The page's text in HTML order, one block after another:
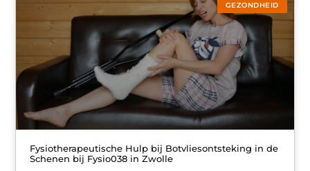
GEZONDHEID
Fysiotherapeutische Hulp bij Botvliesontsteking in de
Schenen bij Fysio038 in Zwolle